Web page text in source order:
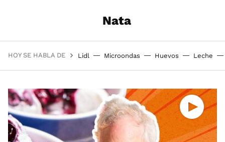
Nata
HOY SE HABLA DE Lidl Microondas Huevos Leche